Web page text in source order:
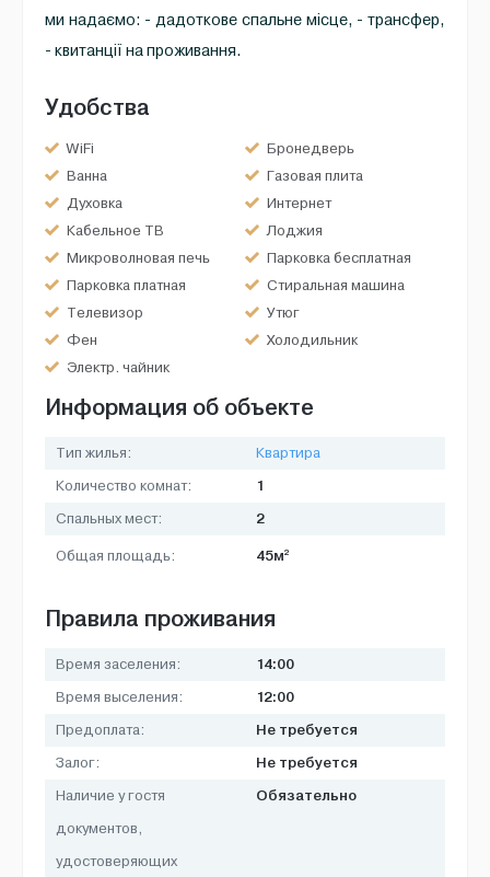
ми надаємо: - дадоткове спальне місце, - трансфер,
- квитанції на проживання.
Удобства
WiFi
Бронедверь
Ванна
Газовая плита
Духовка
Интернет
Кабельное ТВ
Лоджия
Микроволновая печь
Парковка бесплатная
Парковка платная
Стиральная машина
Телевизор
Утюг
Фен
Холодильник
Электр. чайник
Информация об объекте
Тип жилья:
Квартира
Количество комнат:
1
Спальных мест: 2
Общая площадь: 45м2
Правила проживания
Время заселения: 14:00
Время выселения: 12:00
Предоплата: Не требуется
Залог: Не требуется
Наличие у гостя
документов,
удостоверяющих
Обязательно